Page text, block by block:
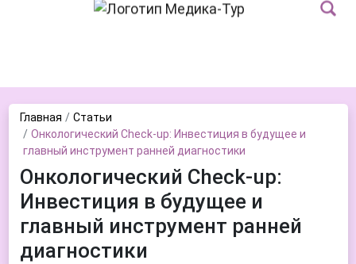
Главная
Статьи
Онкологический Check-up: Инвестиция в будущее и
главный инструмент ранней диагностики
Онкологический Check-up:
Инвестиция в будущее и
главный инструмент ранней
диагностики